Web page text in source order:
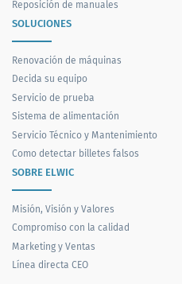
Reposición de manuales
SOLUCIONES
Renovación de máquinas
Decida su equipo
Servicio de prueba
Sistema de alimentación
Servicio Técnico y Mantenimiento
Como detectar billetes falsos
SOBRE ELWIC
Misión, Visión y Valores
Compromiso con la calidad
Marketing y Ventas
Línea directa CEO